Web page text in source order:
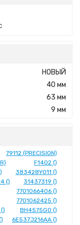
НОВЫЙ
40 мм
63 мм
9 мм
79112 (PRECISION)
F1402 ()
383428Y011 ()
()
31437319 ()
7701066406 ()
7701062425 ()
BH4575G0 ()
6E537J216AA ()